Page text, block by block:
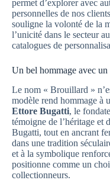
permet d’explorer avec
personnelles de nos
souligne la volonté de la
l’unicité dans le secteur
catalogues de
Un bel hommage avec
Le nom « Brouillard »
modèle rend hommage à
Ettore Bugatti, le
témoigne de l’héritage et
Bugatti, tout en ancrant
dans une tradition
et à la symbolique
positionne comme un
collectionneurs.